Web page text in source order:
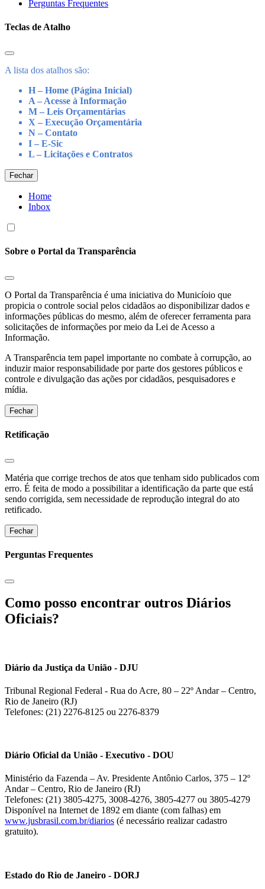
Perguntas Frequentes
Teclas de Atalho
A lista dos atalhos são:
H – Home (Página Inicial)
A – Acesse à Informação
M – Leis Orçamentárias
X – Execução Orçamentária
N – Contato
I – E-Sic
L – Licitações e Contratos
Fechar
Home
Inbox
Sobre o Portal da Transparência
O Portal da Transparência é uma iniciativa do Municíoio que
propicia o controle social pelos cidadãos ao disponibilizar dados e
informações públicas do mesmo, além de oferecer ferramenta para
solicitações de informações por meio da Lei de Acesso a
Informação.
A Transparência tem papel importante no combate à corrupção, ao
induzir maior responsabilidade por parte dos gestores públicos e
controle e divulgação das ações por cidadãos, pesquisadores e
mídia.
Fechar
Retificação
Matéria que corrige trechos de atos que tenham sido publicados com
erro. É feita de modo a possibilitar a identificação da parte que está
sendo corrigida, sem necessidade de reprodução integral do ato
retificado.
Fechar
Perguntas Frequentes
Como posso encontrar outros Diários
Oficiais?
Diário da Justiça da União - DJU
Tribunal Regional Federal - Rua do Acre, 80 – 22º Andar – Centro,
Rio de Janeiro (RJ)
Telefones: (21) 2276-8125 ou 2276-8379
Diário Oficial da União - Executivo - DOU
Ministério da Fazenda – Av. Presidente Antônio Carlos, 375 – 12º
Andar – Centro, Rio de Janeiro (RJ)
Telefones: (21) 3805-4275, 3008-4276, 3805-4277 ou 3805-4279
Disponível na Internet de 1892 em diante (com falhas) em
www.jusbrasil.com.br/diarios (é necessário realizar cadastro
gratuito).
Estado do Rio de Janeiro - DORJ